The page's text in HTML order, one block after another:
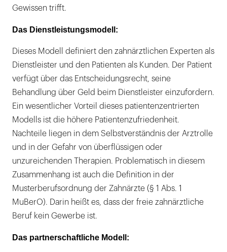
Gewissen trifft.
Das Dienstleistungsmodell:
Dieses Modell definiert den zahnärztlichen Experten als
Dienstleister und den Patienten als Kunden. Der Patient
verfügt über das Entscheidungsrecht, seine
Behandlung über Geld beim Dienstleister einzufordern.
Ein wesentlicher Vorteil dieses patientenzentrierten
Modells ist die höhere Patientenzufriedenheit.
Nachteile liegen in dem Selbstverständnis der Arztrolle
und in der Gefahr von überflüssigen oder
unzureichenden Therapien. Problematisch in diesem
Zusammenhang ist auch die Definition in der
Musterberufsordnung der Zahnärzte (§ 1 Abs. 1
MuBerO). Darin heißt es, dass der freie zahnärztliche
Beruf kein Gewerbe ist.
Das partnerschaftliche Modell: